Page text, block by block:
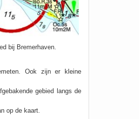
bij Bremerhaven.
Ook zijn er kleine
gebied langs de
op de kaart.